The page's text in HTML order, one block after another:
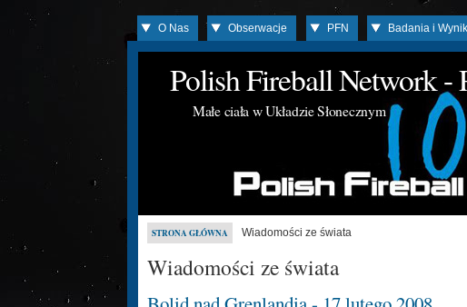
O Nas Obserwacje PFN Badania i
Polish Fireball Network
Małe ciała w Układzie Słonecznym
STRONA GŁÓWNA Wiadomości ze świata
Wiadomości ze świata